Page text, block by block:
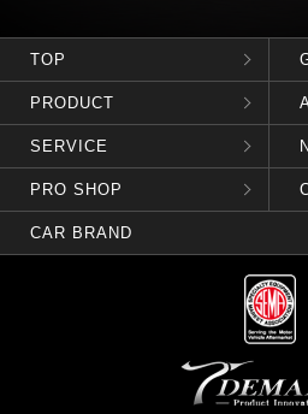
TOP
PRODUCT
SERVICE
PRO SHOP
CAR BRAND